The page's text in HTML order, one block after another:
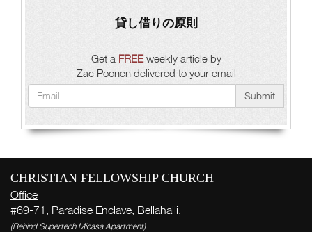
貸し借りの原則
Get a FREEweekly article by
Zac Poonen delivered to your email
Submit
CHRISTIAN FELLOWSHIP CHURCH
Office
#69-71, Paradise Enclave, Bellahalli,
(Behind Supertech Micasa Apartment)